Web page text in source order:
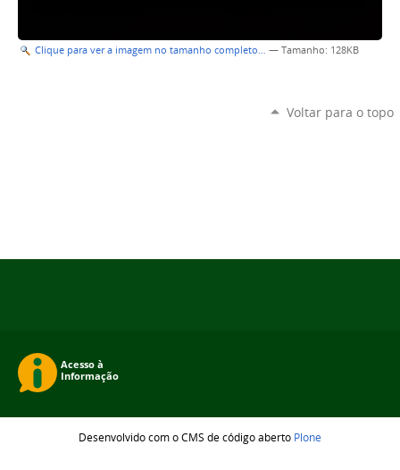
Clique para ver a imagem no tamanho completo… — Tamanho: 128KB
Voltar para o topo
Desenvolvido com o CMS de código aberto Plone